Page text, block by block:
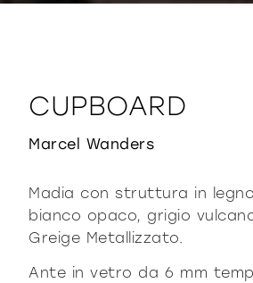
CUPBOARD
Marcel Wanders
Madia con struttura in
bianco opaco, grigio
Greige Metallizzato.
Ante in vetro da 6 mm